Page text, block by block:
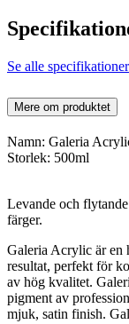
Se alle specifikationer
Mere om produktet
Namn: Galeria
Storlek: 500ml
Levande och
färger.
Galeria Acrylic är en
resultat, perfekt för
av hög kvalitet.
pigment av
mjuk, satin finish.